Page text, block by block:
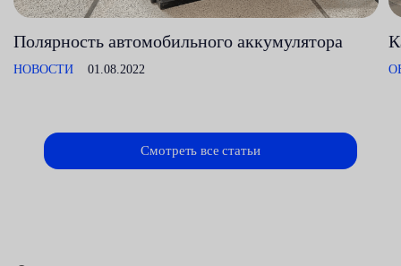
Полярность автомобильного аккумулятора
НОВОСТИ 01.08.2022
Смотреть все статьи